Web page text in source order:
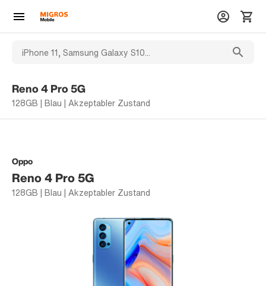
Reno 4 Pro 5G
128GB | Blau | Akzeptabler Zustand
Oppo
Reno 4 Pro 5G
128GB | Blau | Akzeptabler Zustand